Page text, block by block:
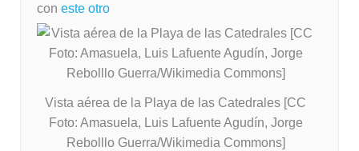
con este otro
Vista aérea de la Playa de las Catedrales [CC
Foto: Amasuela, Luis Lafuente Agudín, Jorge
Rebolllo Guerra/Wikimedia Commons]